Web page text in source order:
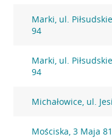
Marki, ul.
94
Marki, ul.
94
Michałowice, ul.
Mościska, 3 Maja 81